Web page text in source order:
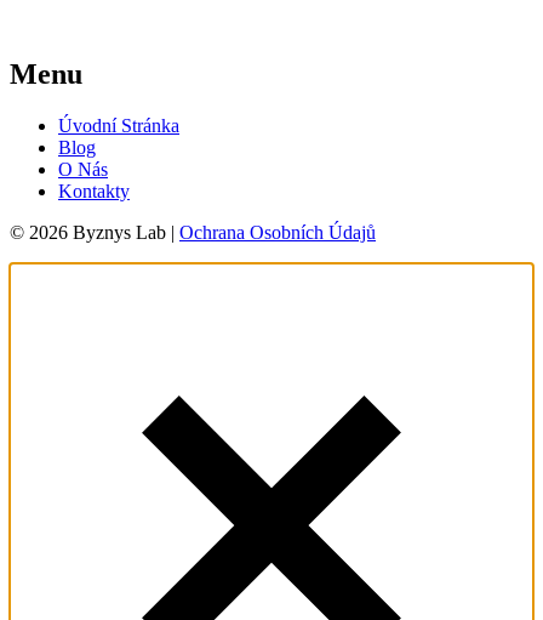
Menu
Úvodní Stránka
Blog
O Nás
Kontakty
© 2026 Byznys Lab | Ochrana Osobních Údajů